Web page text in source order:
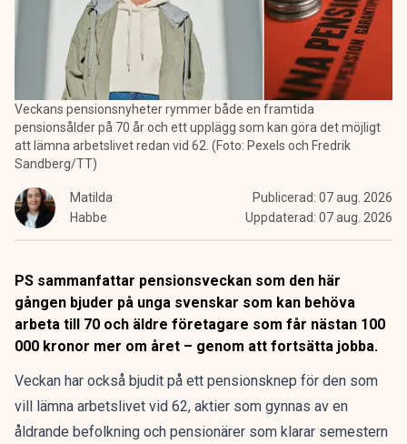
Veckans pensionsnyheter rymmer både en framtida
pensionsålder på 70 år och ett upplägg som kan göra det möjligt
att lämna arbetslivet redan vid 62. (Foto: Pexels och Fredrik
Sandberg/TT)
Matilda
Habbe
Publicerad: 07 aug. 2026
Uppdaterad: 07 aug. 2026
PS sammanfattar pensionsveckan som den här
gången bjuder på unga svenskar som kan behöva
arbeta till 70 och äldre företagare som får nästan 100
000 kronor mer om året – genom att fortsätta jobba.
Veckan har också bjudit på ett pensionsknep för den som
vill lämna arbetslivet vid 62, aktier som gynnas av en
åldrande befolkning och pensionärer som klarar semestern